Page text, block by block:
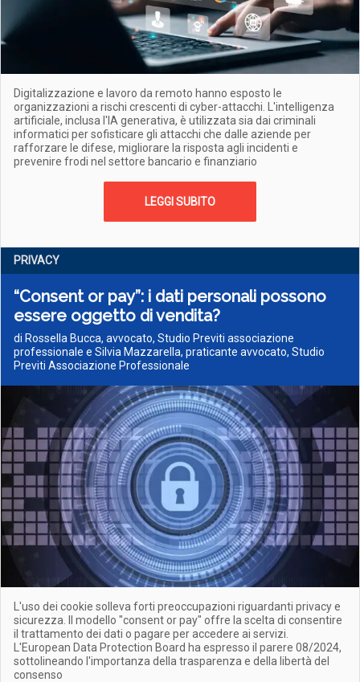
Digitalizzazione e lavoro da remoto hanno esposto le
organizzazioni a rischi crescenti di cyber-attacchi. L'intelligenza
artificiale, inclusa l'IA generativa, è utilizzata sia dai criminali
informatici per sofisticare gli attacchi che dalle aziende per
rafforzare le difese, migliorare la risposta agli incidenti e
prevenire frodi nel settore bancario e finanziario
LEGGI SUBITO
PRIVACY
“Consent or pay”: i dati personali possono
essere oggetto di vendita?
di Rossella Bucca, avvocato, Studio Previti associazione
professionale e Silvia Mazzarella, praticante avvocato, Studio
Previti Associazione Professionale
L'uso dei cookie solleva forti preoccupazioni riguardanti privacy e
sicurezza. Il modello "consent or pay" offre la scelta di consentire
il trattamento dei dati o pagare per accedere ai servizi.
L'European Data Protection Board ha espresso il parere 08/2024,
sottolineando l'importanza della trasparenza e della libertà del
consenso